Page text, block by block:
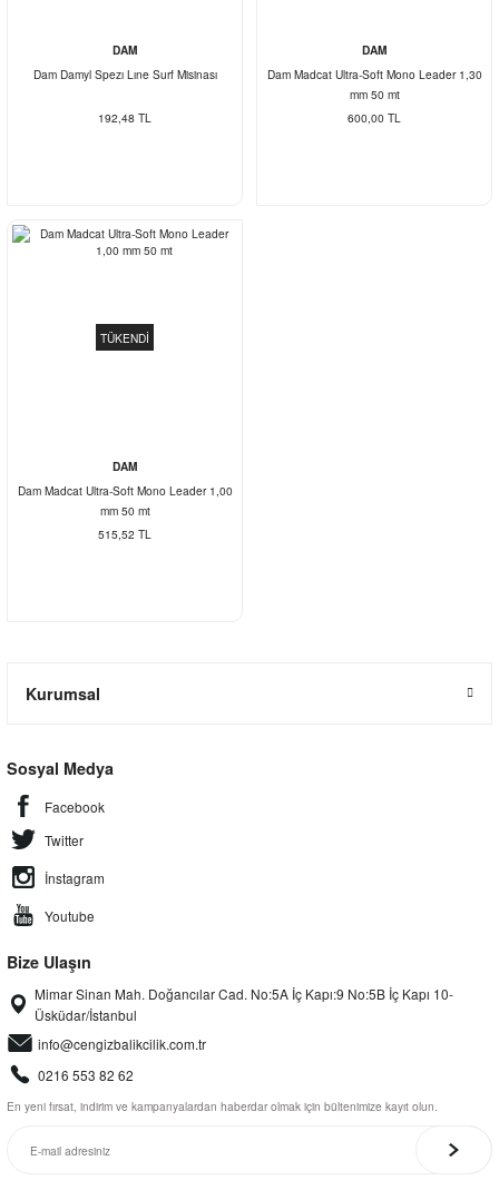
DAM
Dam Damyl Spezı Lıne Surf Misinası
192,48 TL
DAM
Dam Madcat Ultra-Soft Mono Leader 1,30
mm 50 mt
600,00 TL
TÜKENDİ
DAM
Dam Madcat Ultra-Soft Mono Leader 1,00
mm 50 mt
515,52 TL
Kurumsal
Sosyal Medya
Facebook
Twitter
İnstagram
Youtube
Bize Ulaşın
Mimar Sinan Mah. Doğancılar Cad. No:5A İç Kapı:9 No:5B İç Kapı 10-
Üsküdar/İstanbul
info@cengizbalikcilik.com.tr
0216 553 82 62
En yeni fırsat, indirim ve kampanyalardan haberdar olmak için bültenimize kayıt olun.